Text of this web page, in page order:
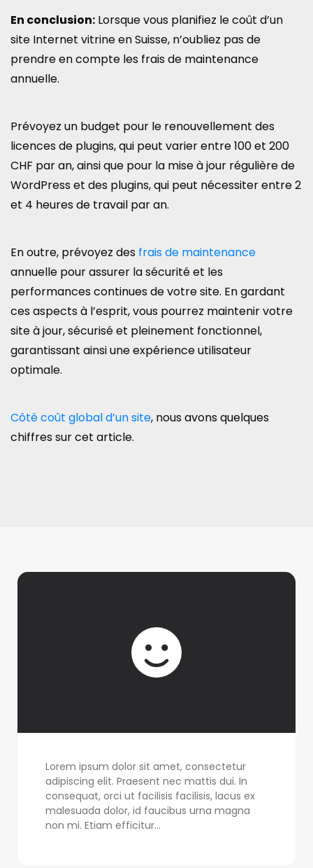
En conclusion: Lorsque vous planifiez le coût d’un
site Internet vitrine en Suisse, n’oubliez pas de
prendre en compte les frais de maintenance
annuelle.
Prévoyez un budget pour le renouvellement des
licences de plugins, qui peut varier entre 100 et 200
CHF par an, ainsi que pour la mise à jour régulière de
WordPress et des plugins, qui peut nécessiter entre 2
et 4 heures de travail par an.
En outre, prévoyez des frais de maintenance
annuelle pour assurer la sécurité et les
performances continues de votre site. En gardant
ces aspects à l’esprit, vous pourrez maintenir votre
site à jour, sécurisé et pleinement fonctionnel,
garantissant ainsi une expérience utilisateur
optimale.
Côté coût global d’un site, nous avons quelques
chiffres sur cet article.
Lorem ipsum dolor sit amet, consectetur
adipiscing elit. Praesent nec mattis dui. In
consequat, orci ut facilisis facilisis, lacus ex
malesuada dolor, id faucibus urna magna
non mi. Etiam efficitur...